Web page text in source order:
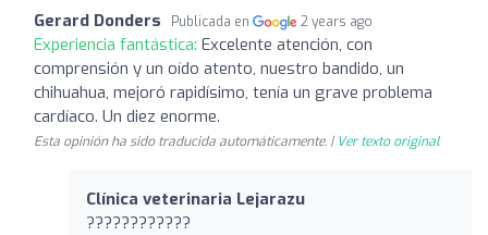
Gerard Donders Publicada en 2 years ago
Experiencia fantástica: Excelente atención, con
comprensión y un oído atento, nuestro bandido, un
chihuahua, mejoró rapidísimo, tenía un grave problema
cardíaco. Un diez enorme.
Esta opinión ha sido traducida automáticamente. | Ver texto original
Clínica veterinaria Lejarazu
????????????